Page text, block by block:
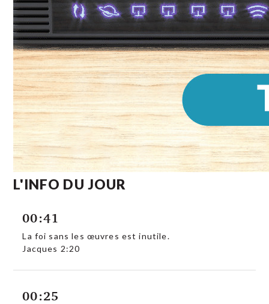
L'INFO DU JOUR
00:41
La foi sans les œuvres est inutile.
Jacques 2:20
00:25